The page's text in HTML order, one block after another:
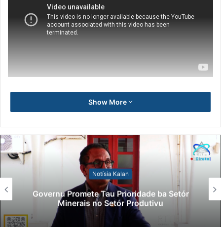
Show More
Notísia Kalan
Governu Promete Tau Prioridade ba Setór
Minerais no Setór Produtivu